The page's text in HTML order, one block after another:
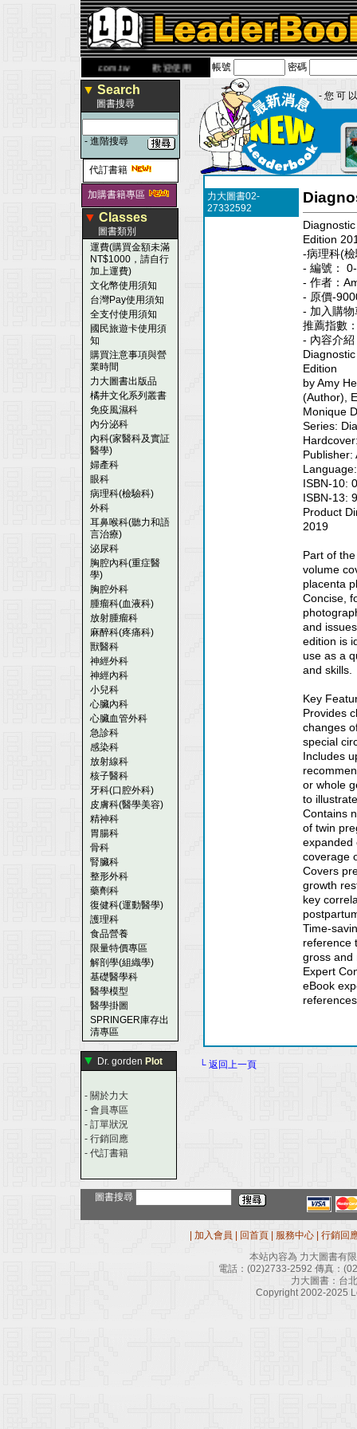
www.leaderbook.com.tw歡迎使用 國民旅遊卡！！
帳號 密碼
▼ Search
圖書搜尋
- 進階搜尋
代訂書籍
加購書籍專區
▼ Classes
圖書類別
運費(購買金額未滿
NT$1000，請自行
加上運費)
文化幣使用須知
台灣Pay使用須知
全支付使用須知
國民旅遊卡使用須
知
購買注意事項與營
業時間
力大圖書出版品
橘井文化系列叢書
免疫風濕科
內分泌科
內科(家醫科及實証
醫學)
婦產科
眼科
病理科(檢驗科)
外科
耳鼻喉科(聽力和語
言治療)
泌尿科
胸腔內科(重症醫
學)
胸腔外科
腫瘤科(血液科)
放射腫瘤科
麻醉科(疼痛科)
獸醫科
神經外科
神經內科
小兒科
心臟內科
心臟血管外科
急診科
感染科
放射線科
核子醫科
牙科(口腔外科)
皮膚科(醫學美容)
精神科
胃腸科
骨科
腎臟科
整形外科
藥劑科
復健科(運動醫學)
護理科
食品營養
限量特價專區
解剖學(組織學)
基礎醫學科
醫學模型
醫學掛圖
SPRINGER庫存出
清專區
▼ Dr. gorden Plot
- 關於力大
- 會員專區
- 訂單狀況
- 行銷回應
- 代訂書籍
- 您 可 以
力大圖書02-
27332592
Edition
-病理科(
- 編號：
- 作者：
- 原價-
- 加入購
推薦指數
- 內容介紹
Edition
by Amy
(Author),
Monique
Series:
Publisher:
ISBN-10:
ISBN-13:
Product
2019
Part of
volume
placenta
Concise,
and
edition is
use as a
and skills.
Key
Provides
changes
special
Includes
or whole
to
Contains
of twin
expanded
coverage
Covers
growth
key
Time-
reference
gross and
Expert
eBook
└ 返回上一頁
圖書搜尋
加入會員 回首頁 服務中心
行銷回
本站內容為 力大圖書有
電話： (02)2733-2592 傳真：
力大圖書：台
Copyright 2002-2025